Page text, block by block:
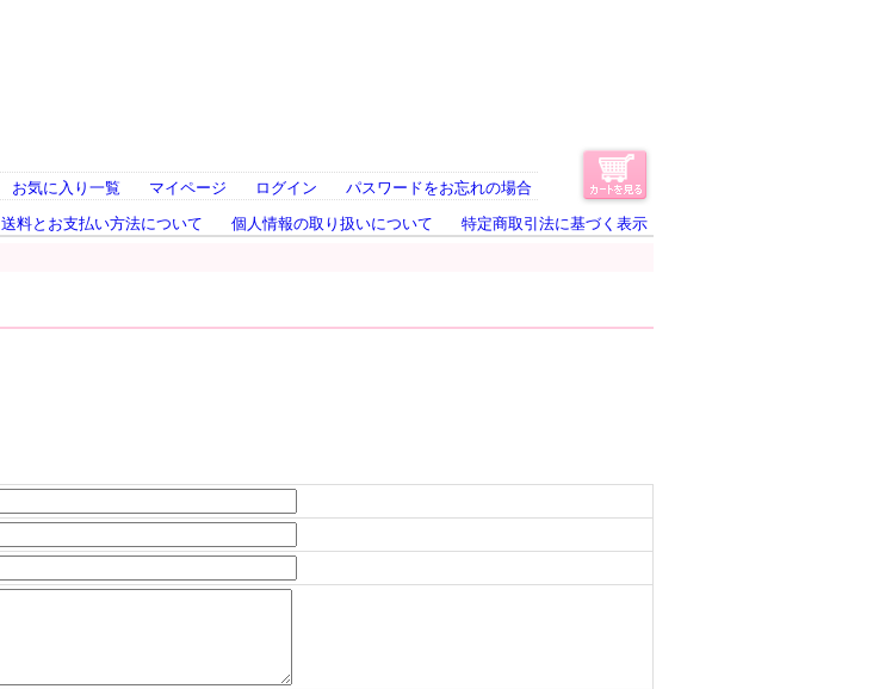
お気に入り一覧 マイページ ログイン
パスワードをお忘れの場合
送料とお支払い方法について
個人情報の取り扱いについて 特定商取引法に基づく表示